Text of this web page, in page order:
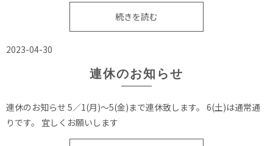
続きを読む
2023-04-30
連休のお知らせ
連休のお知らせ 5／1(月)〜5(金)まで連休致します。 6(土)は通常通
りです。 宜しくお願いします